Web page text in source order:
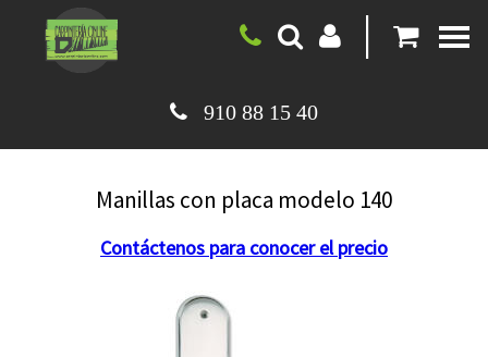
|
910 88 15 40
Manillas con placa modelo 140
Contáctenos para conocer el precio